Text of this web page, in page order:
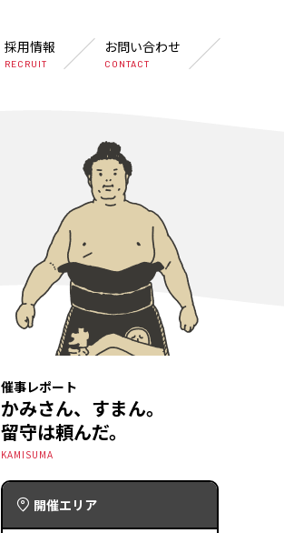
採用情報
RECRUIT
お問い合わせ
CONTACT
催事レポート
かみさん、すまん。
留守は頼んだ。
KAMISUMA
開催エリア